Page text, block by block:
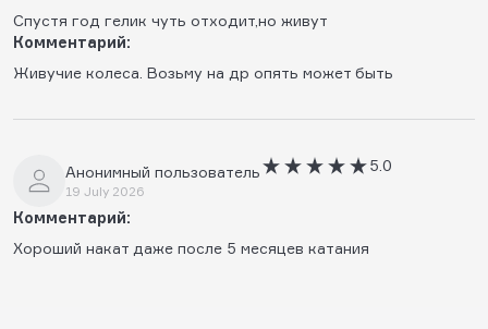
Спустя год гелик чуть отходит,но живут
Комментарий:
Живучие колеса. Возьму на др опять может быть
Анонимный пользователь
19 July 2026
5.0
Комментарий:
Хороший накат даже после 5 месяцев катания